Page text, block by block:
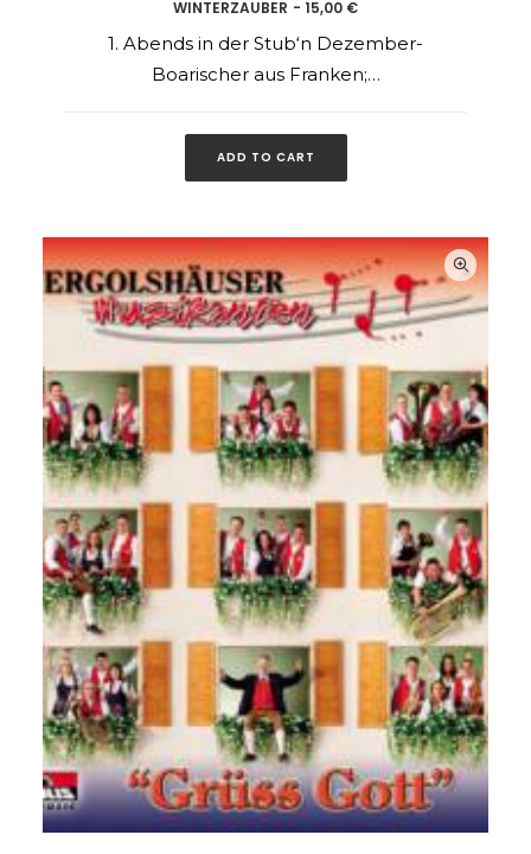
ADD TO CART
WINTERZAUBER 15,00 €
1. Abends in der Stub‘n Dezember-
Boarischer aus Franken;…
ADD TO CART